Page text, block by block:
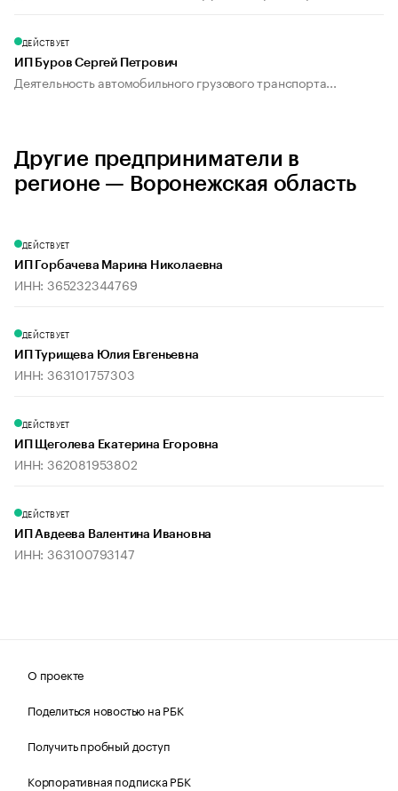
ДЕЙСТВУЕТ
ИП Буров Сергей Петрович
Деятельность автомобильного грузового транспорта...
Другие предприниматели в
регионе — Воронежская область
ДЕЙСТВУЕТ
ИП Горбачева Марина Николаевна
ИНН: 365232344769
ДЕЙСТВУЕТ
ИП Турищева Юлия Евгеньевна
ИНН: 363101757303
ДЕЙСТВУЕТ
ИП Щеголева Екатерина Егоровна
ИНН: 362081953802
ДЕЙСТВУЕТ
ИП Авдеева Валентина Ивановна
ИНН: 363100793147
О проекте
Поделиться новостью на РБК
Получить пробный доступ
Корпоративная подписка РБК